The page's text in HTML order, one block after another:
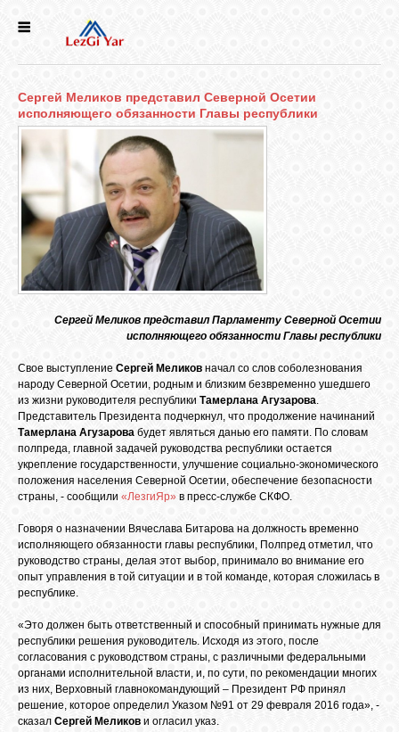
СЕЛА
ИСТОРИЯ
КУЛЬТУРА
ГОЛОС
ЛЕЗГИН
БИБЛИОТЕКА
ФОРУМ
О САЙТЕ
ФОТО
ВИДЕО
Сергей Меликов представил Северной Осетии
исполняющего обязанности Главы республики
Сергей Меликов представил Парламенту Северной Осетии
исполняющего обязанности Главы республики
Свое выступление Сергей Меликов начал со слов соболезнования
народу Северной Осетии, родным и близким безвременно ушедшего
из жизни руководителя республики Тамерлана Агузарова.
Представитель Президента подчеркнул, что продолжение начинаний
Тамерлана Агузарова будет являться данью его памяти. По словам
полпреда, главной задачей руководства республики остается
укрепление государственности, улучшение социально-экономического
положения населения Северной Осетии, обеспечение безопасности
страны, - сообщили «ЛезгиЯр» в пресс-службе СКФО.
Говоря о назначении Вячеслава Битарова на должность временно
исполняющего обязанности главы республики, Полпред отметил, что
руководство страны, делая этот выбор, принимало во внимание его
опыт управления в той ситуации и в той команде, которая сложилась в
республике.
«Это должен быть ответственный и способный принимать нужные для
республики решения руководитель. Исходя из этого, после
согласования с руководством страны, с различными федеральными
органами исполнительной власти, и, по сути, по рекомендации многих
из них, Верховный главнокомандующий – Президент РФ принял
решение, которое определил Указом №91 от 29 февраля 2016 года», -
сказал Сергей Меликов и огласил указ.